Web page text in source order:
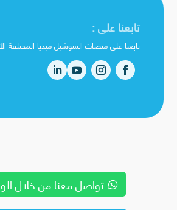
تابعنا على :
تابعنا على منصات السوشيل ميديا المختلفة
تواصل معنا من خلال